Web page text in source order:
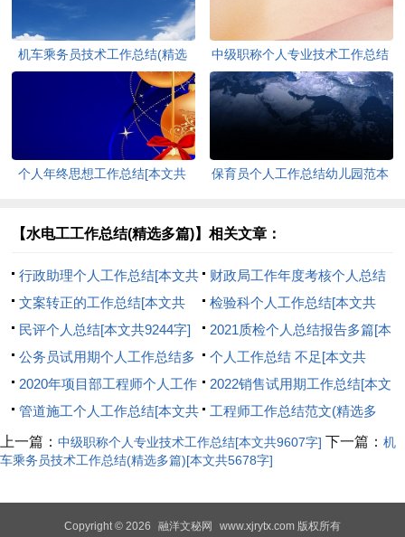
机车乘务员技术工作总结(精选
多篇)[本文共5678字]
中级职称个人专业技术工作总结
[本文共9607字]
个人年终思想工作总结[本文共
保育员个人工作总结幼儿园范本
【水电工工作总结(精选多篇)】相关文章：
行政助理个人工作总结[本文共
675字]
财政局工作年度考核个人总结
[本文共7464字]
文案转正的工作总结[本文共
6459字]
检验科个人工作总结[本文共
6559字]
民评个人总结[本文共9244字]
2021质检个人总结报告多篇[本
文共9373字]
公务员试用期个人工作总结多
篇[本文共7139字]
个人工作总结 不足[本文共
10406字]
2020年项目部工程师个人工作
总结[本文共4725字]
2022销售试用期工作总结[本文
共5122字]
管道施工个人工作总结[本文共
3236字]
工程师工作总结范文(精选多
篇)[本文共7868字]
上一篇： 中级职称个人专业技术工作总结[本文共9607字] 下一篇： 机
车乘务员技术工作总结(精选多篇)[本文共5678字]
Copyright © 2026 融洋文秘网 www.xjrytx.com 版权所有